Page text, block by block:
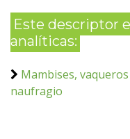
Este descriptor
analíticas:
Mambises,
naufragio